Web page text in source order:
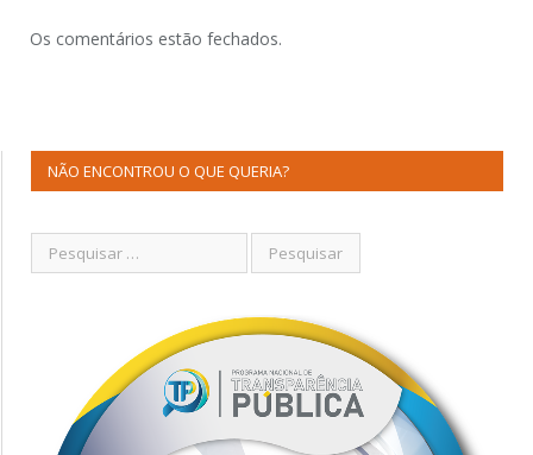
Os comentários estão fechados.
NÃO ENCONTROU O QUE QUERIA?